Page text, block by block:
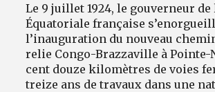
Le 9 juillet 1924, le gouverneur de
Équatoriale française
l’inauguration du nouveau
relie Congo-Brazzaville à Pointe-
cent douze kilomètres de voies
treize ans de travaux dans une